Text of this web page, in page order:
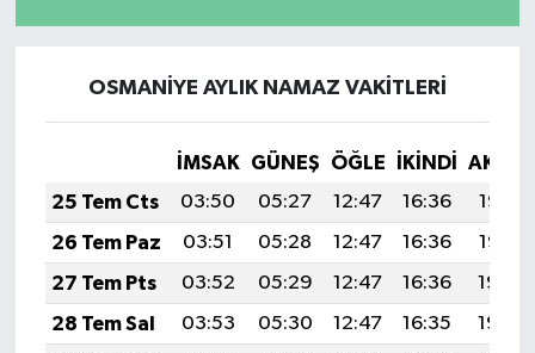
OSMANİYE AYLIK NAMAZ VAKITLERI
İMSAK GÜNEŞ ÖĞLE İKINDI
25 Tem Cts
03:50 05:27 12:47 16:36
19:56
26 Tem Paz
03:51 05:28 12:47 16:36
19:55
27 Tem Pts
03:52 05:29 12:47 16:36
19:54
28 Tem Sal
03:53 05:30 12:47 16:35
19:54